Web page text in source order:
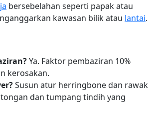
bersebelahan seperti papak atau
kawasan bilik atau lantai.
Ya. Faktor pembaziran 10%
kerosakan.
Susun atur herringbone dan rawak
dan tumpang tindih yang